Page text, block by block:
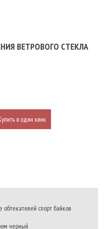
ВЕТРОВОГО СТЕКЛА
в один клик
обтекателей спорт байков
черный